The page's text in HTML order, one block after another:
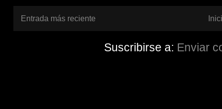
Entrada más reciente
Suscribirse a: Enviar